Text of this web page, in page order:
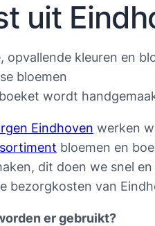
uit
opvallende kleuren en
bloemen
wordt
Eindhoven werken
bloemen en
dit doen we snel
bezorgkosten van
er gebruikt?